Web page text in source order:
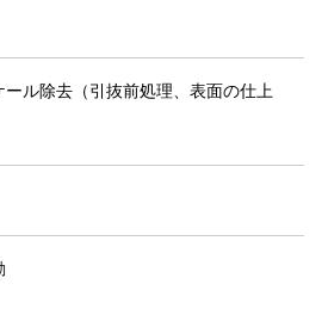
ル除去（引抜前処理、表面の仕上